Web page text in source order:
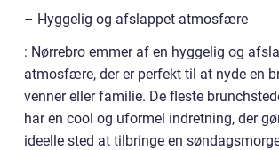
– Hyggelig og afslappet atmosfære
: Nørrebro emmer af en hyggelig og
atmosfære, der er perfekt til at nyde en
venner eller familie. De fleste
har en cool og uformel indretning, der
ideelle sted at tilbringe en